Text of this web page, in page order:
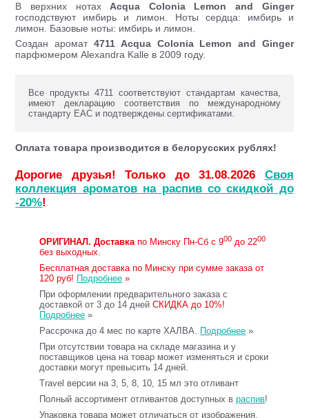
В верхних нотах Acqua Colonia Lemon and Ginger
господствуют имбирь и лимон. Ноты сердца: имбирь и
лимон. Базовые ноты: имбирь и лимон.
Создан аромат 4711 Acqua Colonia Lemon and Ginger
парфюмером Alexandra Kalle в 2009 году.
Все продукты 4711 соответствуют стандартам качества,
имеют декларацию соответствия по международному
стандарту ЕАС и подтверждены сертификатами.
Оплата товара производится в белорусских рублях!
Дорогие друзья! Только до 31.08.2026 Своя
коллекция ароматов на распив со скидкой до
-20%!
ОРИГИНАЛ. Доставкапо Минску Пн-Сб с 900 до 2200
без выходных.
Бесплатная доставка по Минску при сумме заказа от
120 руб! Подробнее »
При оформлении предварительного заказа с
доставкой от 3 до 14 днейСКИДКА до 10%!
Подробнее »
Рассрочка до 4 мес по карте ХАЛВА. Подробнее »
При отсутствии товара на складе магазина и у
поставщиков цена на товар может изменяться и сроки
доставки могут превысить 14 дней.
Travel версии на 3, 5, 8, 10, 15 мл это отливант
Полный ассортимент отливантов доступных враспив!
Упаковка товара может отличаться от изображения.